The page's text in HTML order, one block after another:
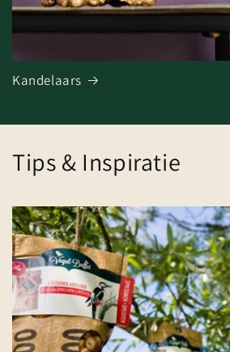
Kandelaars
Tips & Inspiratie